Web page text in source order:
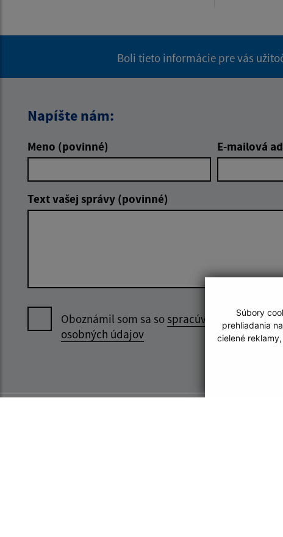
Súbory
prehliadania
cielené
Boli tieto informácie pre vás
Napíšte nám:
Meno (povinné) E-mailová
Text vašej správy (povinné)
Oboznámil som sa sospracúvaním
osobných údajov